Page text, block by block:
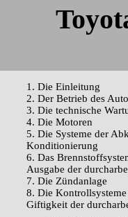
1. Die Einleitung
2. Der Betrieb des
3. Die technische
4. Die Motoren
5. Die Systeme der
Konditionierung
6. Das
Ausgabe der
7. Die Zündanlage
8. Die
Giftigkeit der